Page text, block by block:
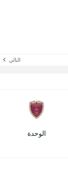
التالي
الوحدة